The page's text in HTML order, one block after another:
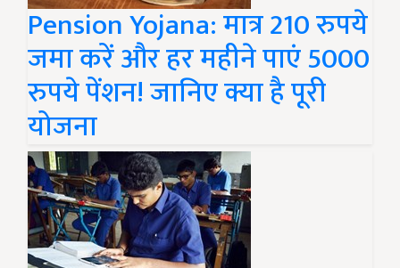
Pension Yojana: मात्र 210 रुपये
जमा करें और हर महीने पाएं 5000
रुपये पेंशन! जानिए क्या है पूरी
योजना